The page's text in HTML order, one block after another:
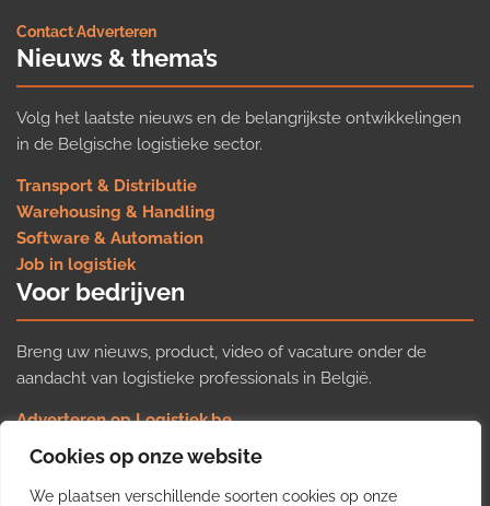
Cookies op onze website
We plaatsen verschillende soorten cookies op onze
Contact·Adverteren
Nieuws & thema’s
Volg het laatste nieuws en de belangrijkste ontwikkelingen
in de Belgische logistieke sector.
Transport & Distributie
Warehousing & Handling
Software & Automation
Job in logistiek
Voor bedrijven
Breng uw nieuws, product, video of vacature onder de
aandacht van logistieke professionals in België.
Adverteren op Logistiek.be
Nieuws insturen
Uw video op Logistiek.TV
Job plaatsen